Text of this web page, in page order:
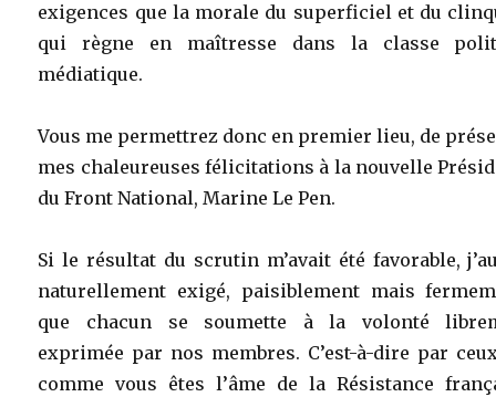
exigences que la morale du superficiel et du
qui règne en maîtresse dans la classe
médiatique.
Vous me permettrez donc en premier lieu, de
mes chaleureuses félicitations à la nouvelle
du Front National, Marine Le Pen.
Si le résultat du scrutin m’avait été favorable,
naturellement exigé, paisiblement mais
que chacun se soumette à la volonté
exprimée par nos membres. C’est-à-dire par
comme vous êtes l’âme de la Résistance